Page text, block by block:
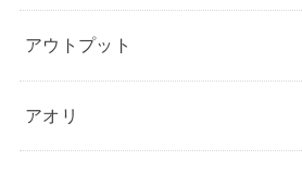
アウトプット
アオリ